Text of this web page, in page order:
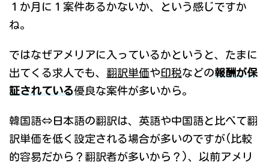
１か月に１案件あるかないか、という感じですか
ね。
ではなぜアメリアに入っているかというと、たまに
出てくる求人でも、 翻訳単価や印税などの報酬が保
証されている優良な案件が多いから。
韓国語⇔日本語の翻訳は、英語や中国語と比べて翻
訳単価を低く設定される場合が多いのですが(比較
的容易だから？翻訳者が多いから？)、以前アメリ